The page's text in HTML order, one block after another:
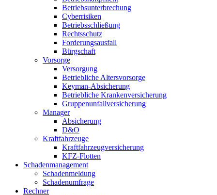
Betriebsunterbrechung
Cyberrisiken
Betriebsschließung
Rechtsschutz
Forderungsausfall
Bürgschaft
Vorsorge
Versorgung
Betriebliche Altersvorsorge
Keyman-Absicherung
Betriebliche Krankenversicherung
Gruppenunfallversicherung
Manager
Absicherung
D&O
Kraftfahrzeuge
Kraftfahrzeugversicherung
KFZ-Flotten
Schadenmanagement
Schadenmeldung
Schadenumfrage
Rechner